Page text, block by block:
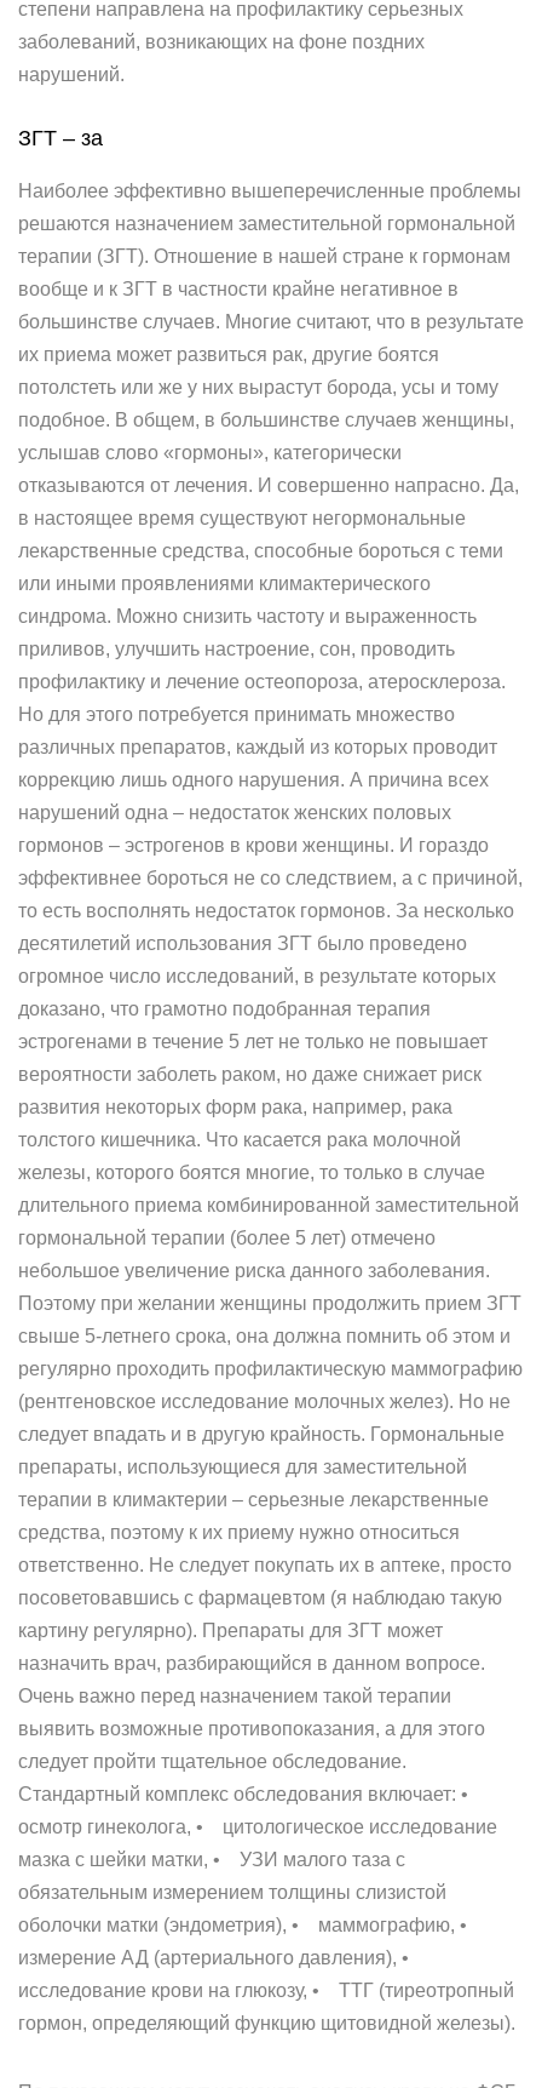
степени направлена на профилактику серьезных
заболеваний, возникающих на фоне поздних
нарушений.
ЗГТ – за
Наиболее эффективно вышеперечисленные проблемы
решаются назначением заместительной гормональной
терапии (ЗГТ). Отношение в нашей стране к гормонам
вообще и к ЗГТ в частности крайне негативное в
большинстве случаев. Многие считают, что в результате
их приема может развиться рак, другие боятся
потолстеть или же у них вырастут борода, усы и тому
подобное. В общем, в большинстве случаев женщины,
услышав слово «гормоны», категорически
отказываются от лечения. И совершенно напрасно. Да,
в настоящее время существуют негормональные
лекарственные средства, способные бороться с теми
или иными проявлениями климактерического
синдрома. Можно снизить частоту и выраженность
приливов, улучшить настроение, сон, проводить
профилактику и лечение остеопороза, атеросклероза.
Но для этого потребуется принимать множество
различных препаратов, каждый из которых проводит
коррекцию лишь одного нарушения. А причина всех
нарушений одна – недостаток женских половых
гормонов – эстрогенов в крови женщины. И гораздо
эффективнее бороться не со следствием, а с причиной,
то есть восполнять недостаток гормонов. За несколько
десятилетий использования ЗГТ было проведено
огромное число исследований, в результате которых
доказано, что грамотно подобранная терапия
эстрогенами в течение 5 лет не только не повышает
вероятности заболеть раком, но даже снижает риск
развития некоторых форм рака, например, рака
толстого кишечника. Что касается рака молочной
железы, которого боятся многие, то только в случае
длительного приема комбинированной заместительной
гормональной терапии (более 5 лет) отмечено
небольшое увеличение риска данного заболевания.
Поэтому при желании женщины продолжить прием ЗГТ
свыше 5-летнего срока, она должна помнить об этом и
регулярно проходить профилактическую маммографию
(рентгеновское исследование молочных желез). Но не
следует впадать и в другую крайность. Гормональные
препараты, использующиеся для заместительной
терапии в климактерии – серьезные лекарственные
средства, поэтому к их приему нужно относиться
ответственно. Не следует покупать их в аптеке, просто
посоветовавшись с фармацевтом (я наблюдаю такую
картину регулярно). Препараты для ЗГТ может
назначить врач, разбирающийся в данном вопросе.
Очень важно перед назначением такой терапии
выявить возможные противопоказания, а для этого
следует пройти тщательное обследование.
Стандартный комплекс обследования включает: •
осмотр гинеколога, • цитологическое исследование
мазка с шейки матки, • УЗИ малого таза с
обязательным измерением толщины слизистой
оболочки матки (эндометрия), • маммографию, •
измерение АД (артериального давления), •
исследование крови на глюкозу, • ТТГ (тиреотропный
гормон, определяющий функцию щитовидной железы).